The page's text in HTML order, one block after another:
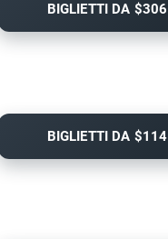
BIGLIETTI DA $306
BIGLIETTI DA $114